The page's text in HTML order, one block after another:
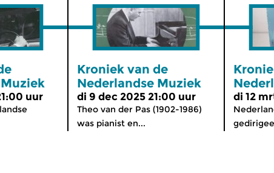
uur
Kroniek van de
Nederlandse Muziek
di 9 dec 2025 21:00 uur
Theo van der Pas (1902-1986)
was pianist en...
di 12